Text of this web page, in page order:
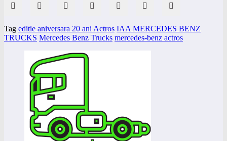
Tag editie aniversara 20 ani Actros IAA MERCEDES BENZ
TRUCKS Mercedes Benz Trucks mercedes-benz actros